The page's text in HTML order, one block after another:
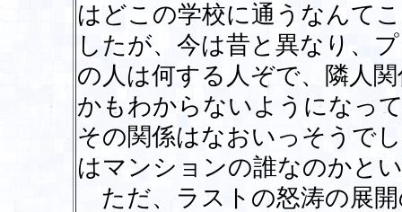
はどこの学校に通うなんて
したが、今は昔と異なり、
の人は何する人ぞで、隣人
かもわからないようになっ
その関係はなおいっそうで
はマンションの誰なのかと
ただ、ラストの怒涛の展